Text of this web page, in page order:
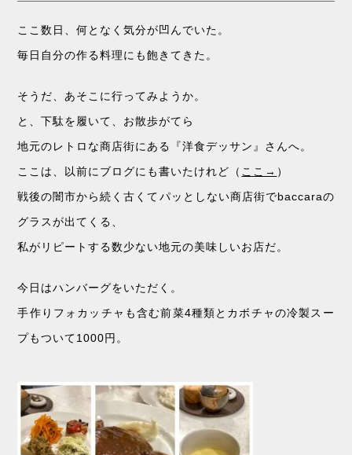
ここ数日、何となく気分が凹んでいた。
毎日自分の作る料理にも飽きてきた。
そうだ、あそこに行ってみようか。
と、下駄を履いて、お散歩がてら
地元のレトロな商店街にある『洋食デッサン』さんへ。
ここは、以前にブログにも書いたけれど（ ここ→ ）
戦後の闇市から続く古くてパッとしない商店街でbaccaraの
グラスが出てくる、
私がリピートする数少ない地元の美味しいお店だ。
今日はハンバーグをいただく。
手作りフォカッチャも含む前菜4種類とカボチャの冷製スー
プもついて1000円。